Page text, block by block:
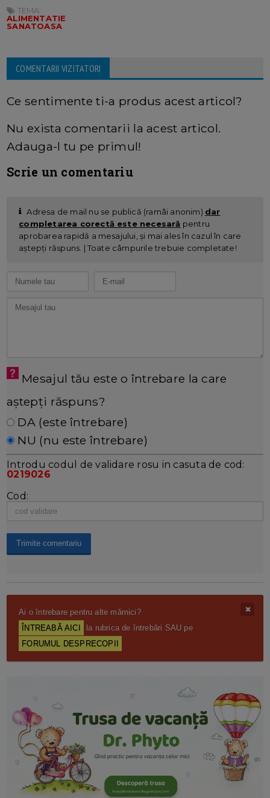
TEMA:
ALIMENTATIE
SANATOASA
COMENTARII VIZITATORI
Ce sentimente ti-a produs acest articol?
Nu exista comentarii la acest articol.
Adauga-l tu pe primul!
Scrie un comentariu
Adresa de mail nu se publică (ramâi anonim) dar
completarea corectă este necesară pentru
aprobarea rapidă a mesajului, și mai ales în cazul în care
aștepți răspuns. | Toate câmpurile trebuie completate!
Mesajul tău este o întrebare la care
aștepți răspuns?
DA (este întrebare)
NU (nu este întrebare)
Introdu codul de validare rosu in casuta de cod:
0219026
Cod:
Ai o întrebare pentru alte mămici?
ÎNTREABĂ AICI
la rubrica de întrebări SAU pe
FORUMUL DESPRECOPII